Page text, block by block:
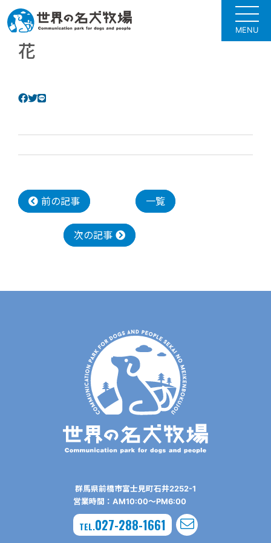
MENU
花
前の記事 一覧
次の記事
群⾺県前橋市富⼠⾒町⽯井2252-1
営業時間：AM10:00〜PM6:00
TEL.027-288-1661